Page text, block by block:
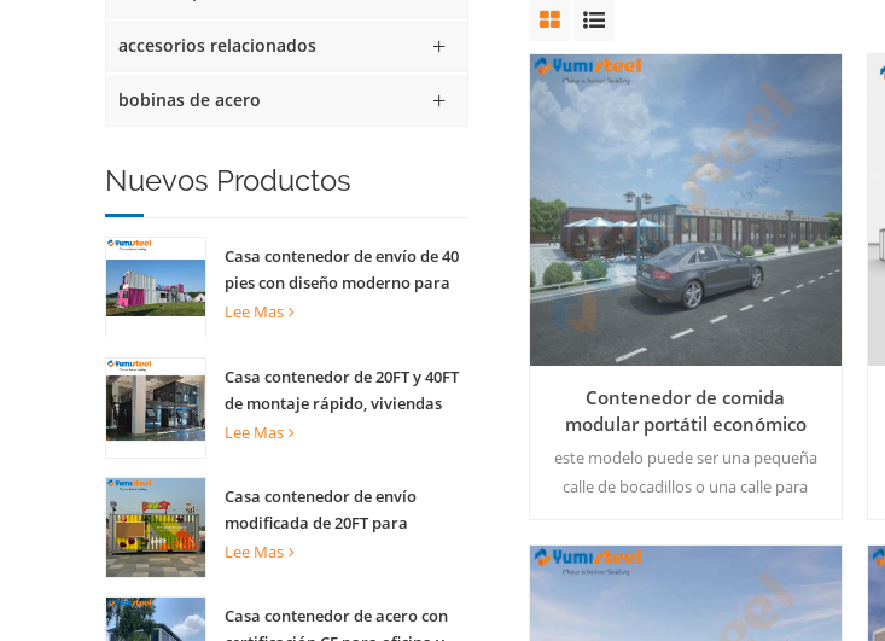
accesorios relacionados
bobinas de acero
Nuevos Productos
Casa contenedor de envío de 40
pies con diseño moderno para
quiosco comercial callejero
Lee Mas
Casa contenedor de 20FT y 40FT
de montaje rápido, viviendas
prefabricadas para vivir
Lee Mas
Casa contenedor de envío
modificada de 20FT para
cafetería creativa, oficina y
Lee Mas
Casa contenedor de acero con
Contenedor de comida
modular portátil económico
para casa/tienda minorista
este modelo puede ser una pequeña
calle de bocadillos o una calle para
acuerdo con los requisitos del cliente .
cantidad mínima: 1 juego.